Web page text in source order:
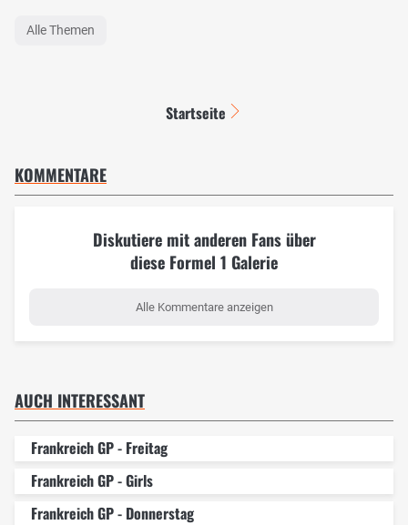
Alle Themen
Startseite
KOMMENTARE
Diskutiere mit anderen Fans über
diese Formel 1 Galerie
Alle Kommentare anzeigen
AUCH INTERESSANT
Frankreich GP - Freitag
Frankreich GP - Girls
Frankreich GP - Donnerstag